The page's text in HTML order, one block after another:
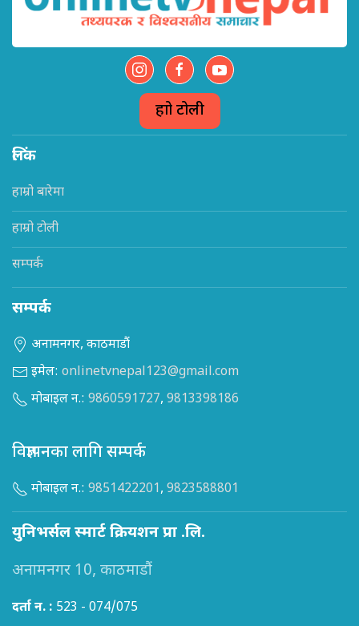
हाम्रो टोली
लिंक
हाम्रो बारेमा
हाम्रो टोली
सम्पर्क
सम्पर्क
अनामनगर, काठमाडौं
इमेल: onlinetvnepal123@gmail.com
मोबाइल न.: 9860591727, 9813398186
विज्ञापनका लागि सम्पर्क
मोबाइल न.: 9851422201, 9823588801
युनिभर्सल स्मार्ट क्रियशन प्रा .लि.
अनामनगर 10, काठमाडौं
दर्ता न. : 523 - 074/075